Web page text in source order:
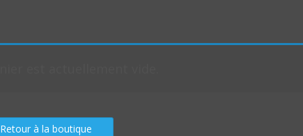
Retour à la boutique